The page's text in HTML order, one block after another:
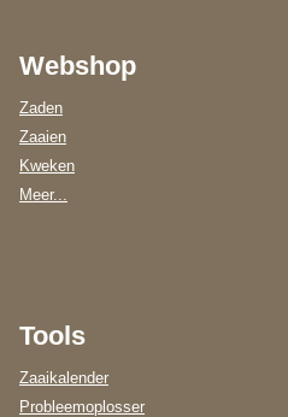
Webshop
Zaden
Zaaien
Kweken
Meer...
Tools
Zaaikalender
Probleemoplosser